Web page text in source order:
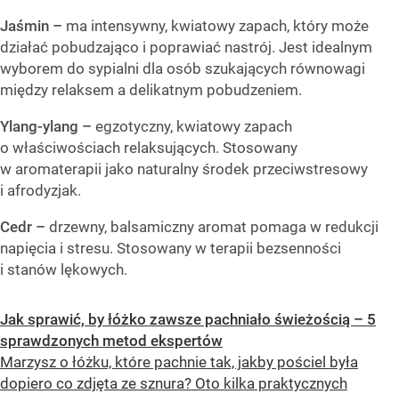
Jaśmin – ma intensywny, kwiatowy zapach, który może
działać pobudzająco i poprawiać nastrój. Jest idealnym
wyborem do sypialni dla osób szukających równowagi
między relaksem a delikatnym pobudzeniem.
Ylang-ylang – egzotyczny, kwiatowy zapach
o właściwościach relaksujących. Stosowany
w aromaterapii jako naturalny środek przeciwstresowy
i afrodyzjak.
Cedr – drzewny, balsamiczny aromat pomaga w redukcji
napięcia i stresu. Stosowany w terapii bezsenności
i stanów lękowych.
Jak sprawić, by łóżko zawsze pachniało świeżością – 5
sprawdzonych metod ekspertów
Marzysz o łóżku, które pachnie tak, jakby pościel była
dopiero co zdjęta ze sznura? Oto kilka praktycznych